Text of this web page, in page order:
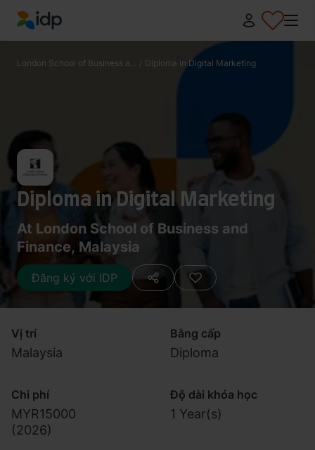
IDP Education
London School of Business a... / Diploma in Digital Marketing
Diploma in Digital Marketing
At London School of Business and
Finance, Malaysia
Đăng ký với IDP
Vị trí
Malaysia
Bằng cấp
Diploma
Chi phí
MYR15000
(2026)
Độ dài khóa học
1 Year(s)